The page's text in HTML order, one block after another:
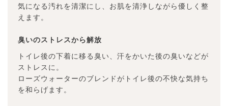
気になる汚れを清潔にし、お肌を清浄しながら優しく整
えます。
臭いのストレスから解放
トイレ後の下着に移る臭い、汗をかいた後の臭いなどが
ストレスに。
ローズウォーターのブレンドがトイレ後の不快な気持ち
を和らげます。